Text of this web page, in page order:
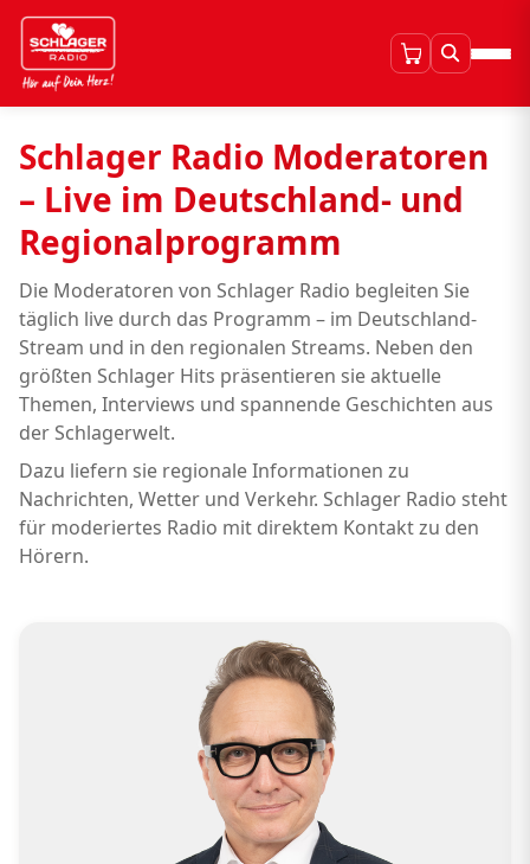
Schlager Radio Moderatoren
– Live im Deutschland- und
Regionalprogramm
Die Moderatoren von Schlager Radio begleiten Sie
täglich live durch das Programm – im Deutschland-
Stream und in den regionalen Streams. Neben den
größten Schlager Hits präsentieren sie aktuelle
Themen, Interviews und spannende Geschichten aus
der Schlagerwelt.
Dazu liefern sie regionale Informationen zu
Nachrichten, Wetter und Verkehr. Schlager Radio steht
für moderiertes Radio mit direktem Kontakt zu den
Hörern.